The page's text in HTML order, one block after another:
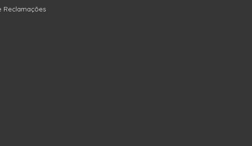
Reclamações